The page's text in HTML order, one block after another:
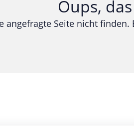
& Elektronik
Gesundheit &
Mobilfunk &
Oups,
angefragte Seite nicht